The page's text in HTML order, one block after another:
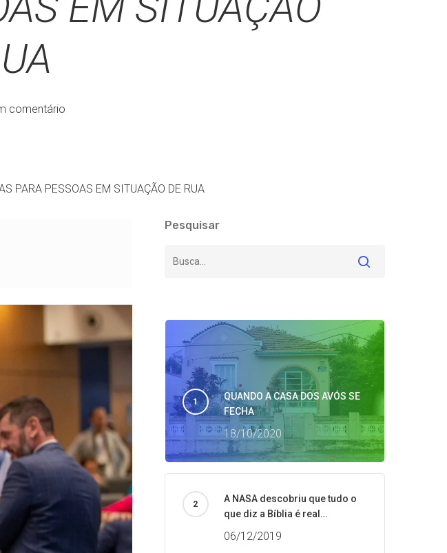
comentário
PARA PESSOAS EM SITUAÇÃO DE RUA
Pesquisar
QUANDO A CASA DOS AVÓS SE
FECHA
18/10/2020
A NASA descobriu que tudo o
que diz a Bíblia é real…
06/12/2019